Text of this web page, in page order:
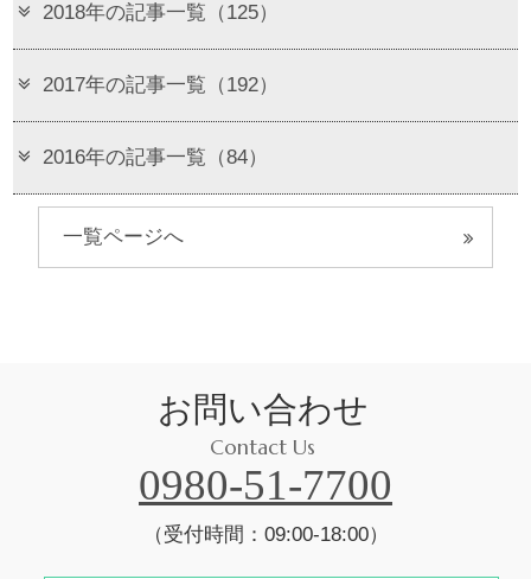
2018年の記事一覧（125）
2017年の記事一覧（192）
2016年の記事一覧（84）
一覧ページへ
お問い合わせ
Contact Us
0980-51-7700
（受付時間：09:00-18:00）